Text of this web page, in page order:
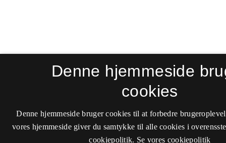
Denne hjemmeside
cookies
Denne hjemmeside bruger cookies til at forbedre
vores hjemmeside giver du samtykke til alle cookies i
cookiepolitik. Se vores cookiepolitik